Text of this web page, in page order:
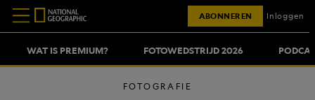
WAT IS PREMIUM? FOTOWEDSTRIJD 2026
ABONNEREN Inloggen
FOTOGRAFIE